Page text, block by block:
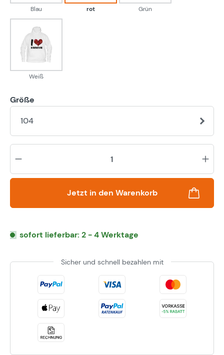
Blau rot Grün
Weiß
Weiß
Größe
104
Jetzt in den Warenkorb
sofort lieferbar: 2 - 4 Werktage
Sicher und schnell bezahlen mit